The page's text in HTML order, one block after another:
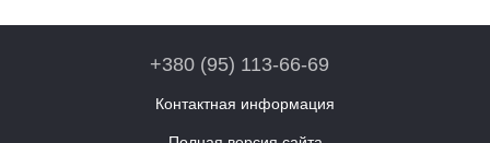
+380 (95) 113-66-69
Контактная информация